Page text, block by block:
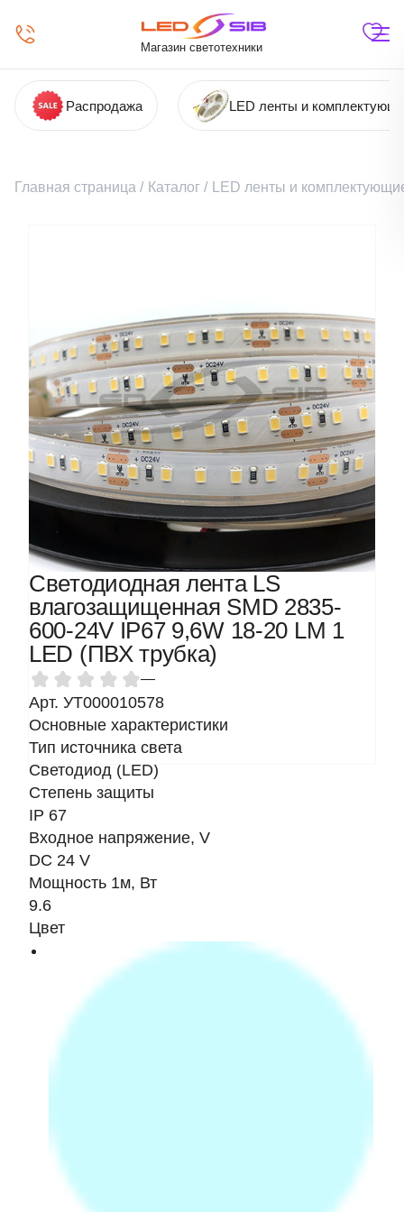
Магазин светотехники
Распродажа LED ленты и
Главная страница / Каталог / LED ленты и
Светодиодная лента LS
влагозащищенная SMD 2835-
600-24V IP67 9,6W 18-20 LM 1
LED (ПВХ трубка)
—
Арт. УТ000010578
Основные характеристики
Тип источника света
Светодиод (LED)
Степень защиты
IP 67
Входное напряжение, V
DC 24 V
Мощность 1м, Вт
9.6
Цвет